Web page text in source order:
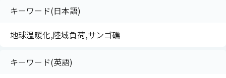
キーワード(日本語)
地球温暖化,陸域負荷,サンゴ礁
キーワード(英語)